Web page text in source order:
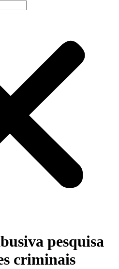
pesquisa
criminais